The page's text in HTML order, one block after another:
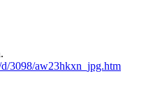
3098/aw23hkxn_jpg.htm